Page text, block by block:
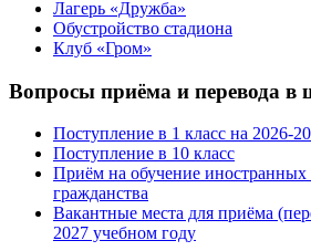
Лагерь «Дружба»
Обустройство стадиона
Клуб «Гром»
Вопросы приёма и перевода в
Поступление в 1 класс на 2026-
Поступление в 10 класс
Приём на обучение иностранных
гражданства
Вакантные места для приёма
2027 учебном году